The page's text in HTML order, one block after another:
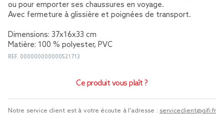
ou pour emporter ses chaussures en voyage.
Avec fermeture à glissière et poignées de transport.
Dimensions: 37x16x33 cm
Matière: 100 % polyester, PVC
REF. 000000000000521713
Ce produit vous plaît ?
Notre service client est à votre écoute à l'adresse : serviceclient@gifi.fr